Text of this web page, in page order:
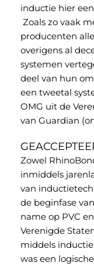
inductie hier
Zoals zo vaak
producenten
overigens al
systemen
deel van hun
een tweetal
OMG uit de
van Guardian
Zowel
inmiddels
van
de beginfase
name op PVC
Verenigde
middels
was een